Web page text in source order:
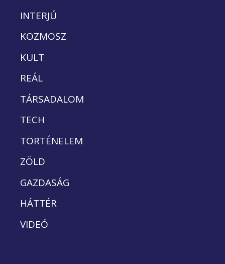
INTERJÚ
KOZMOSZ
KULT
REÁL
TÁRSADALOM
TECH
TÖRTÉNELEM
ZÖLD
GAZDASÁG
HÁTTÉR
VIDEÓ